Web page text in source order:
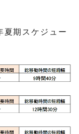
夏期スケジュー